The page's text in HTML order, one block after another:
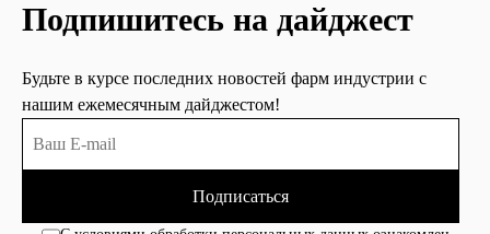
Подпишитесь на дайджест
Будьте в курсе последних новостей фарм индустрии с
нашим ежемесячным дайджестом!
Подписаться